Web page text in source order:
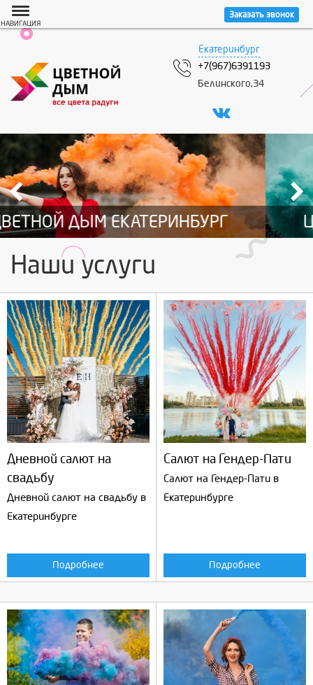
Заказать звонок
НАВИГАЦИЯ
Екатеринбург
+7(967)6391193
Белинского,34
ЦВЕТНОЙ ДЫМ ЕКАТЕРИНБУРГ
Наши услуги
Дневной салют на
свадьбу
Дневной салют на свадьбу в
Екатеринбурге
Подробнее
Салют на Гендер-Пати
Салют на Гендер-Пати в
Екатеринбурге
Подробнее